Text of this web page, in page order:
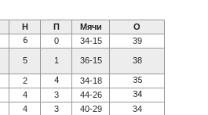
Н П Мячи
О
6 0 34-15 39
5 1 36-15 38
2 4 34-18 35
4 3 44-26 34
4 3 40-29
34